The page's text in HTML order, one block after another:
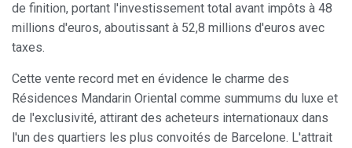
de finition, portant l'investissement total avant impôts à 48
millions d'euros, aboutissant à 52,8 millions d'euros avec
taxes.
Cette vente record met en évidence le charme des
Résidences Mandarin Oriental comme summums du luxe et
de l'exclusivité, attirant des acheteurs internationaux dans
l'un des quartiers les plus convoités de Barcelone. L'attrait
Web pour l'élaboration des profils de navigation des
utilisateurs afin d'introduire des améliorations basées sur
utilisateurs du service. . Ils nous permettent de
pour améliorer la qualité de nos services et offrir une